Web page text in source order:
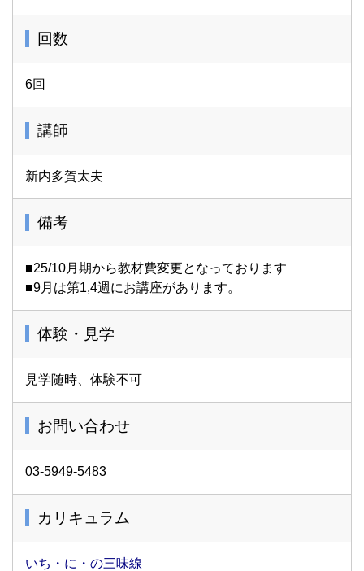
回数
6回
講師
新内多賀太夫
備考
■25/10月期から教材費変更となっております
■9月は第1,4週にお講座があります。
体験・見学
見学随時、体験不可
お問い合わせ
03-5949-5483
カリキュラム
いち・に・の三味線